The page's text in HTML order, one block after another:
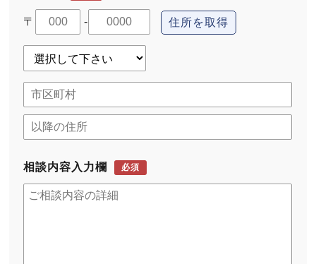
〒 - 住所を取得
相談内容入力欄 必須